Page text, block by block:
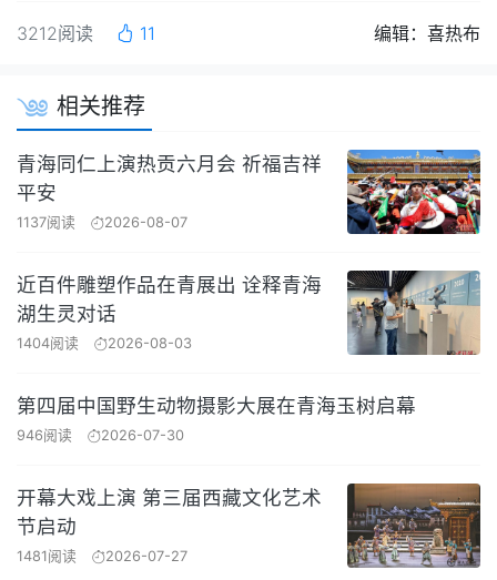
3212阅读 11 编辑：喜热布
相关推荐
青海同仁上演热贡六月会 祈福吉祥
平安
1137阅读 2026-08-07
近百件雕塑作品在青展出 诠释青海
湖生灵对话
1404阅读 2026-08-03
第四届中国野生动物摄影大展在青海玉树启幕
946阅读 2026-07-30
开幕大戏上演 第三届西藏文化艺术
节启动
1481阅读 2026-07-27